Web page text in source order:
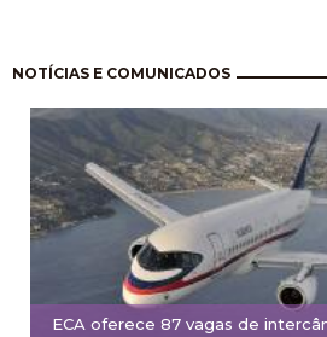
NOTÍCIAS E COMUNICADOS
ECA oferece 87 vagas de
Paginação